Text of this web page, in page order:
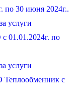
по 30 июня 2024г..
услуги
01.01.2024г. по
услуги
Теплообменник с